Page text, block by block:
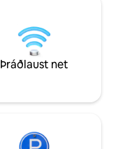
af í heita
Þráðlaust net